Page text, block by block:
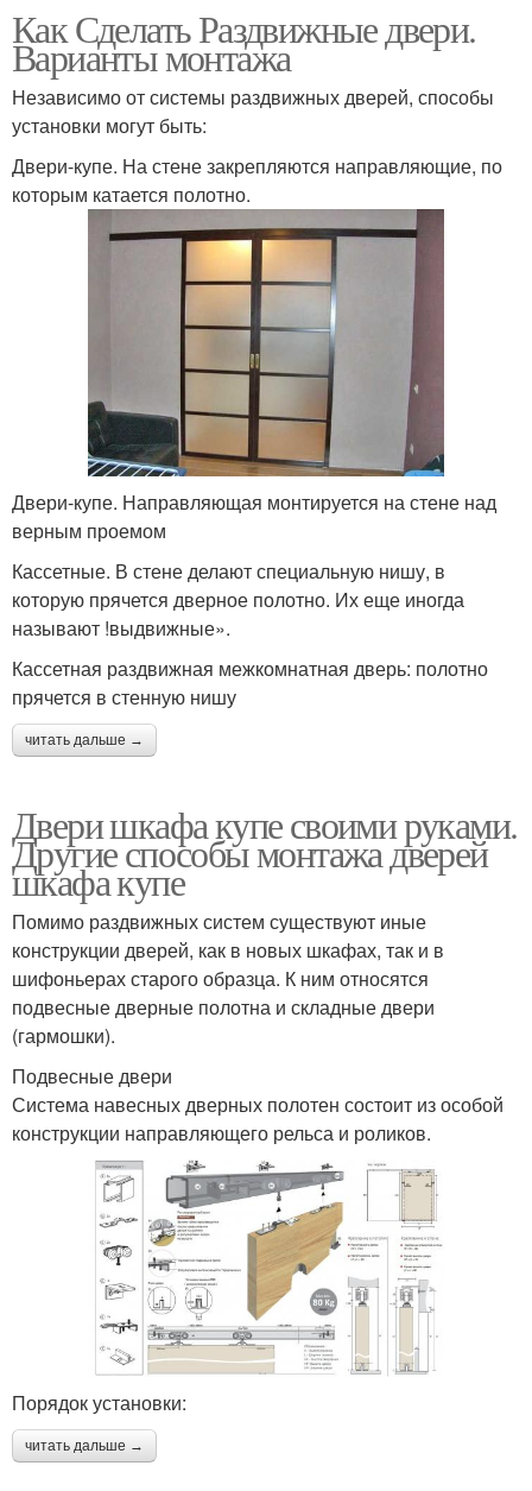
Как Сделать Раздвижные двери.
Варианты монтажа
Независимо от системы раздвижных дверей, способы
установки могут быть:
Двери-купе. На стене закрепляются направляющие, по
которым катается полотно.
Двери-купе. Направляющая монтируется на стене над
верным проемом
Кассетные. В стене делают специальную нишу, в
которую прячется дверное полотно. Их еще иногда
называют !выдвижные».
Кассетная раздвижная межкомнатная дверь: полотно
прячется в стенную нишу
читать дальше →
Двери шкафа купе своими руками.
Другие способы монтажа дверей
шкафа купе
Помимо раздвижных систем существуют иные
конструкции дверей, как в новых шкафах, так и в
шифоньерах старого образца. К ним относятся
подвесные дверные полотна и складные двери
(гармошки).
Подвесные двери
Система навесных дверных полотен состоит из особой
конструкции направляющего рельса и роликов.
Порядок установки:
читать дальше →